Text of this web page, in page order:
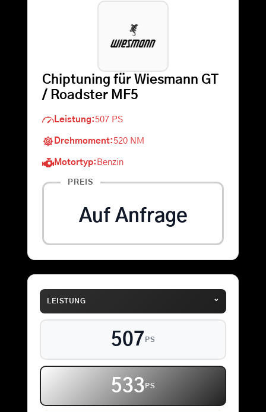
Warenkorb
Chiptuning für Wiesmann GT
/ Roadster MF5
Leistung: 507 PS
Drehmoment: 520 NM
Motortyp: Benzin
PREIS
Auf Anfrage
LEISTUNG ⌄
507 PS
533 PS